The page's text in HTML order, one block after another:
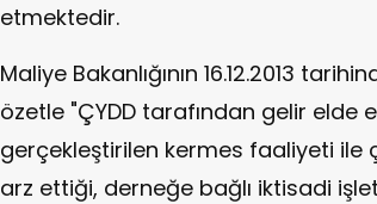
etmektedir.
Maliye Bakanlığının 16.12.2013
özetle "ÇYDD tarafından gelir elde
gerçekleştirilen kermes faaliyeti ile
arz ettiği, derneğe bağlı iktisadi